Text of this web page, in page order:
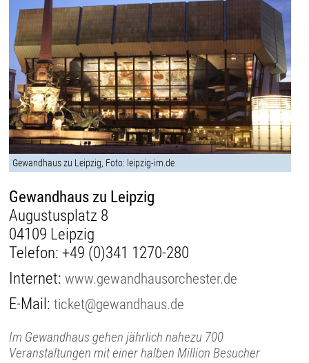
Gewandhaus zu Leipzig, Foto: leipzig-im.de
Gewandhaus zu Leipzig
Augustusplatz 8
04109 Leipzig
Telefon: +49 (0)341 1270-280
Internet:www.gewandhausorchester.de
E-Mail:ticket@gewandhaus.de
Im Gewandhaus gehen jährlich nahezu 700
Veranstaltungen mit einer halben Million Besucher